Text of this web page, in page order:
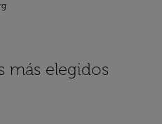
más elegidos